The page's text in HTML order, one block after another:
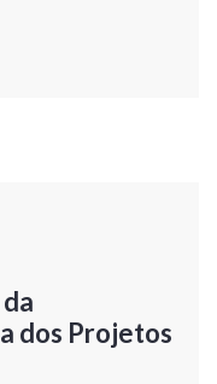
dos Projetos